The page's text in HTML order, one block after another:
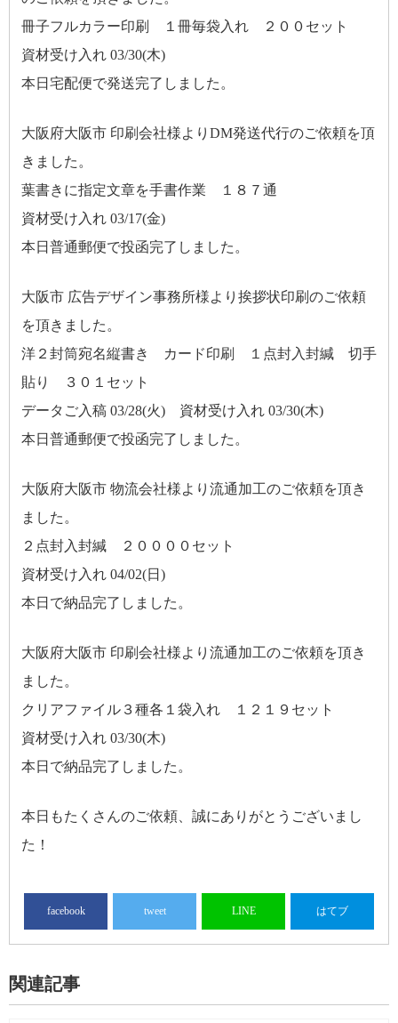
冊子フルカラー印刷 １冊毎袋入れ ２００セット
資材受け入れ 03/30(木)
本日宅配便で発送完了しました。
大阪府大阪市 印刷会社様よりDM発送代行のご依頼を頂
きました。
葉書きに指定文章を手書作業 １８７通
資材受け入れ 03/17(金)
本日普通郵便で投函完了しました。
大阪市 広告デザイン事務所様より挨拶状印刷のご依頼
を頂きました。
洋２封筒宛名縦書き カード印刷 １点封入封緘 切手
貼り ３０１セット
データご入稿 03/28(火) 資材受け入れ 03/30(木)
本日普通郵便で投函完了しました。
大阪府大阪市 物流会社様より流通加工のご依頼を頂き
ました。
２点封入封緘 ２００００セット
資材受け入れ 04/02(日)
本日で納品完了しました。
大阪府大阪市 印刷会社様より流通加工のご依頼を頂き
ました。
クリアファイル３種各１袋入れ １２１９セット
資材受け入れ 03/30(木)
本日で納品完了しました。
本日もたくさんのご依頼、誠にありがとうございまし
た！
facebook tweet LINE はてブ
関連記事